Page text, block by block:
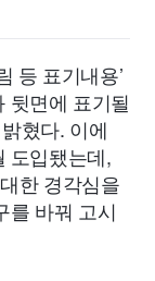
등 표기내용’
뒷면에 표기될
혔다. 이에
도입됐는데,
한 경각심을
를 바꿔 고시